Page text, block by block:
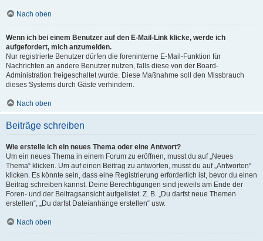
Nach oben
Wenn ich bei einem Benutzer auf den E-Mail-Link klicke, werde ich
aufgefordert, mich anzumelden.
Nur registrierte Benutzer dürfen die foreninterne E-Mail-Funktion für
Nachrichten an andere Benutzer nutzen, falls diese von der Board-
Administration freigeschaltet wurde. Diese Maßnahme soll den Missbrauch
dieses Systems durch Gäste verhindern.
Nach oben
Beiträge schreiben
Wie erstelle ich ein neues Thema oder eine Antwort?
Um ein neues Thema in einem Forum zu eröffnen, musst du auf „Neues
Thema“ klicken. Um auf einen Beitrag zu antworten, musst du auf „Antworten“
klicken. Es könnte sein, dass eine Registrierung erforderlich ist, bevor du einen
Beitrag schreiben kannst. Deine Berechtigungen sind jeweils am Ende der
Foren- und der Beitragsansicht aufgelistet. Z. B. „Du darfst neue Themen
erstellen“, „Du darfst Dateianhänge erstellen“ usw.
Nach oben